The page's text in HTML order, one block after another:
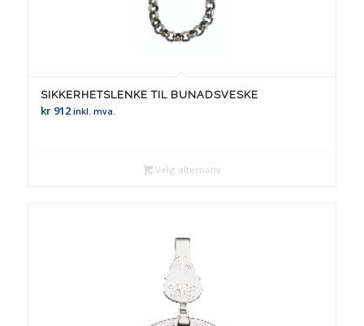
SIKKERHETSLENKE TIL BUNADSVESKE
kr912 inkl. mva.
Velg alternativ